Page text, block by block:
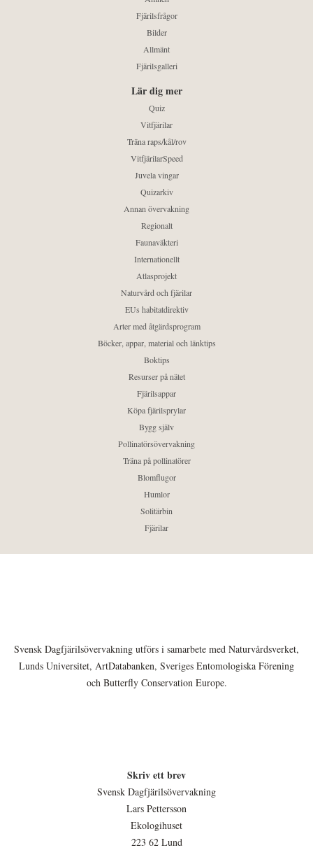
Fjärilsfrågor
Bilder
Allmänt
Fjärilsgalleri
Lär dig mer
Quiz
Vitfjärilar
Träna raps/kål/rov
VitfjärilarSpeed
Juvela vingar
Quizarkiv
Annan övervakning
Regionalt
Faunaväkteri
Internationellt
Atlasprojekt
Naturvård och fjärilar
EUs habitatdirektiv
Arter med åtgärdsprogram
Böcker, appar, material och länktips
Boktips
Resurser på nätet
Fjärilsappar
Köpa fjärilsprylar
Bygg själv
Pollinatörsövervakning
Träna på pollinatörer
Blomflugor
Humlor
Solitärbin
Fjärilar
Svensk Dagfjärilsövervakning utförs i samarbete med Naturvårdsverket,
Lunds Universitet, ArtDatabanken, Sveriges Entomologiska Förening
och Butterfly Conservation Europe.
Skriv ett brev
Svensk Dagfjärilsövervakning
Lars Pettersson
Ekologihuset
223 62 Lund